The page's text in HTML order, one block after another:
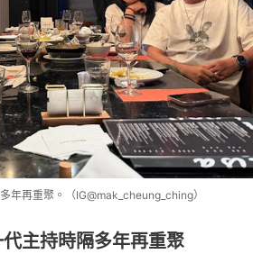
年再重聚。（IG@mak_cheung_ching）
代主持時隔多年再重聚